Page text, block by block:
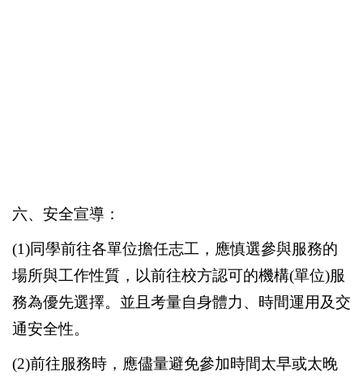
六、安全宣導：
(1)同學前往各單位擔任志工，應慎選參與服務的
場所與工作性質，以前往校方認可的機構(單位)服
務為優先選擇。並且考量自身體力、時間運用及交
通安全性。
(2)前往服務時，應儘量避免參加時間太早或太晚